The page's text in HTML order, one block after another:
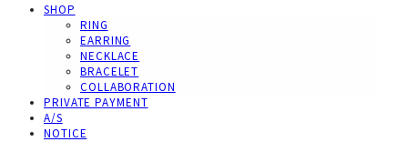
SHOP
RING
EARRING
NECKLACE
BRACELET
COLLABORATION
PRIVATE PAYMENT
A/S
NOTICE